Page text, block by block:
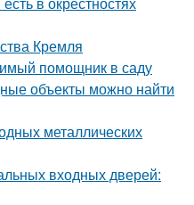
Кремля
помощник в саду
объекты можно найти
металлических
входных дверей: